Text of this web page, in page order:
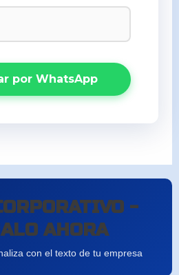
por WhatsApp
-
AHORA
con el texto de tu empresa